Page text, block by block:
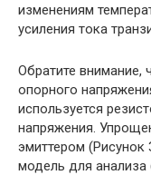
изменениям
усиления тока
Обратите внимание,
опорного
используется
напряжения.
эмиттером
модель для анализа